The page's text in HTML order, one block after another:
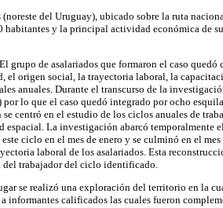
del Uruguay), ubicado sobre la ruta
y la principal actividad económica de
grupo de asalariados que formaron el caso quedó
el origen social, la trayectoria laboral, la
anuales. Durante el transcurso de la
lo que el caso quedó integrado por ocho
centró en el estudio de los ciclos anuales de
La investigación abarcó temporalmente
ciclo en el mes de enero y se culminó en el
laboral de los asalariados. Esta
trabajador del ciclo identificado.
se realizó una exploración del territorio en la
informantes calificados las cuales fueron